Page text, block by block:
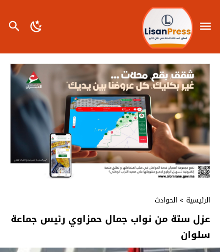
الرئيسية » الحوادث
عزل ستة من نواب جمال حمزاوي رئيس جماعة
سلوان